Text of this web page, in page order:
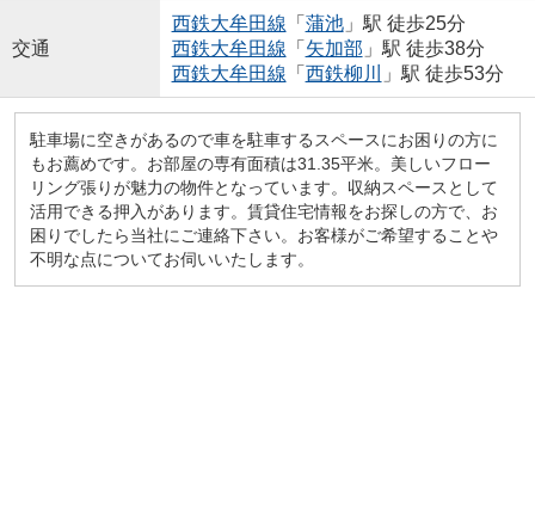
交通
西鉄大牟田線 「 蒲池」駅 徒歩25分
西鉄大牟田線 「 矢加部 」駅 徒歩38分
西鉄大牟田線 「 西鉄柳川 」駅 徒歩53分
駐車場に空きがあるので車を駐車するスペースにお困りの方に
もお薦めです。お部屋の専有面積は31.35平米。美しいフロー
リング張りが魅力の物件となっています。収納スペースとして
活用できる押入があります。賃貸住宅情報をお探しの方で、お
困りでしたら当社にご連絡下さい。お客様がご希望することや
不明な点についてお伺いいたします。